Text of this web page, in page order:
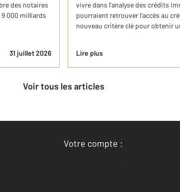
des notaires
9 000 milliards
31 juillet 2026
vivre dans l’analyse des crédits
pourraient retrouver l’accès au
nouveau critère clé pour obtenir
Lire plus
Voir tous les articles
Votre compte :
Accéder à mon compte